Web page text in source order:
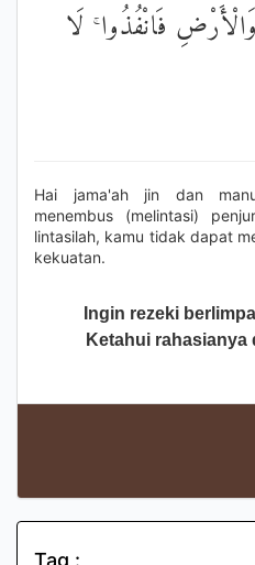
فَانْفُذُوا ۚ لَا
Hai jama'ah jin dan
menembus (melintasi)
lintasilah, kamu tidak dapat
kekuatan.
Ingin rezeki
Ketahui rahasianya
Tag :